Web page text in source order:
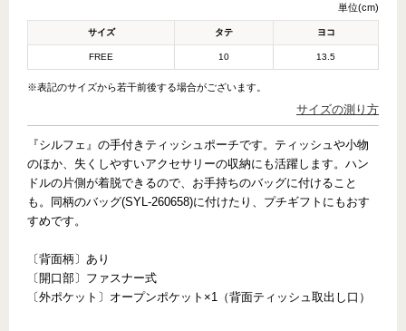
単位(cm)
サイズ タテ ヨコ
FREE 10 13.5
※表記のサイズから若干前後する場合がございます。
サイズの測り方
『シルフェ』の手付きティッシュポーチです。ティッシュや小物
のほか、失くしやすいアクセサリーの収納にも活躍します。ハン
ドルの片側が着脱できるので、お手持ちのバッグに付けること
も。同柄のバッグ(SYL-260658)に付けたり、プチギフトにもおす
すめです。
〔背面柄〕あり
〔開口部〕ファスナー式
〔外ポケット〕オープンポケット×1（背面ティッシュ取出し口）